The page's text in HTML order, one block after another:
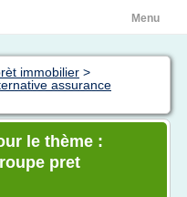
Menu
immobilier >
assurance
le thème :
pret